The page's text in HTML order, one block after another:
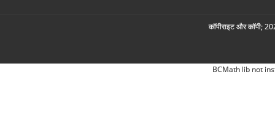
कॉपीराइट और कॉपी;
BCMath lib not